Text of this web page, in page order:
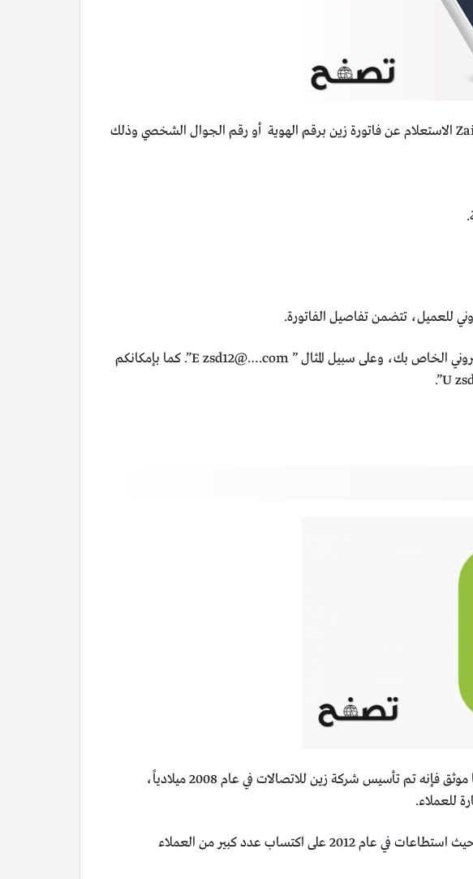
وفي سياق الحديث عن طريقة معرفة المتبقي من شريحة البيانات زين، يمكن لعملاء يمكن لعملاء شركة Zain الاستعلام عن فاتورة زين برقم الهوية أو رقم الجوال الشخصي وذلك
للعميل، تتضمن تفاصيل الفاتورة.
ويمكن للعملاء الاشتراك بالخدمة عبر إرسال رسالة نصية لرقم 959 مكتوب بها حرف الـ E، ثم البريد الإلكتروني الخاص بك، وعلى سبيل المثال ” E zsd12@….com”. كما بإمكانكم
ويتساءل البعض عن تاريخ شركة زين للاتصالات ومتى تم تأسيسيها لتحقق رحلة نجاحها الكبيرة، فوفقا لما موثق فإنه تم تأسيس شركة زين للاتصالات في عام 2008 ميلادياً،
للعملاء.
وتصنف شركة زين بأنها الشركة المفضلة للمواطنين داخل المملكة العربية السعودية وداخل أراضي الكويت، حيث استطاعات في عام 2012 على اكتساب عدد كبير من العملاء